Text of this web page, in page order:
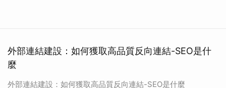
外部連結建設：如何獲取高品質反向連結-SEO是什
麼
外部連結建設：如何獲取高品質反向連結-SEO是什麼